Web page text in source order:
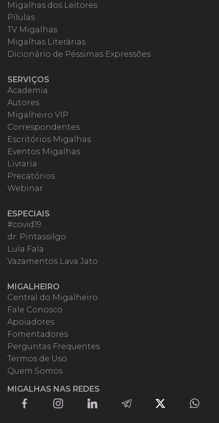
Migalhas dos Leitores
Pílulas
TV Migalhas
Migalhas Literárias
Dicionário de Péssimas Expressões
SERVIÇOS
Academia
Autores
Migalheiro VIP
Correspondentes
Escritórios Migalhas
Eventos Migalhas
Livraria
Precatórios
Webinar
ESPECIAIS
#covid19
dr. Pintassilgo
Lula Fala
Vazamentos Lava Jato
MIGALHEIRO
Central do Migalheiro
Fale Conosco
Apoiadores
Fomentadores
Perguntas Frequentes
Termos de Uso
Quem Somos
MIGALHAS NAS REDES